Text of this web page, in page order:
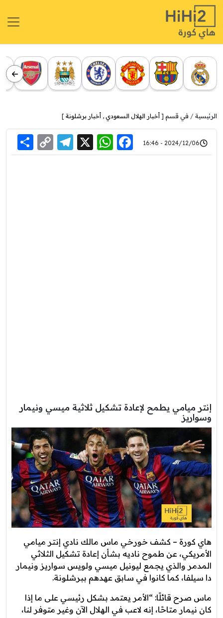
الرئيسية في قسم [ أخبار الهلال السعودي , أخبار برشلونة ]
2024/12/06 - 16:46
Facebook
WhatsApp
X
Link
إنتر ميامي يطمح لإعادة تشكيل ثلاثية ميسي ونيمار
وسواريز
هاي كورة – كشف خورخي ماس مالك نادي إنتر ميامي
الأمريكي، عن طموح ناديه بشأن إعادة تشكيل الثلاثي
المدمر والذي يجمع ليونيل ميسي ولويس سواريز ونيمار
دا سيلفا، كما كانوا في سابق عهدهم ببرشلونة.
ماس صرح قائلًا: “الأمر يعتمد بشكل رئيسي على ما إذا
كان نيمار متاحًا، إنه لاعب في الهلال الآن وغير متوفر لنا،